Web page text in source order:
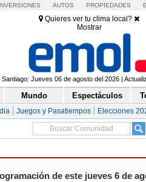
AUTOS PROPIEDADES
Quieres ver tu clima local?
Mostrar
Santiago: Jueves 06 de agosto del 2026 |
Mundo Espectáculos
Juegos y Pasatiempos Elecciones
de este jueves 6 de